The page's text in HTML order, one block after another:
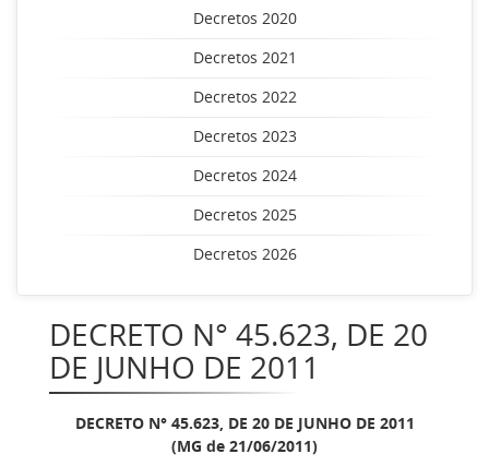
Decretos 2020
Decretos 2021
Decretos 2022
Decretos 2023
Decretos 2024
Decretos 2025
Decretos 2026
DECRETO N° 45.623, DE 20
DE JUNHO DE 2011
DECRETO N° 45.623, DE 20 DE JUNHO DE 2011
(MG de 21/06/2011)